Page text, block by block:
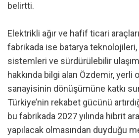
belirtti.
Elektrikli ağır ve hafif ticari
fabrikada ise batarya
sistemleri ve sürdürülebilir
hakkında bilgi alan Özdemir, yerli
sanayisinin dönüşümüne katkı
Türkiye’nin rekabet gücünü
bu fabrikada 2027 yılında hibrit
yapılacak olmasından duyduğu